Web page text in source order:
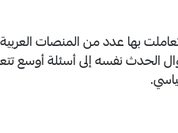
بها عدد من المنصات
نفسه إلى أسئلة أوسع تتعلق